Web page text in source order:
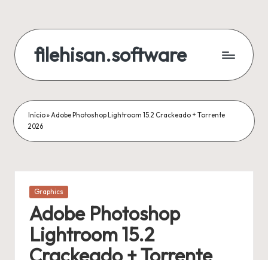
content
filehisan.software
Início»Adobe Photoshop Lightroom 15.2 Crackeado + Torrente
2026
Posted
Graphics
Adobe Photoshop
Lightroom 15.2